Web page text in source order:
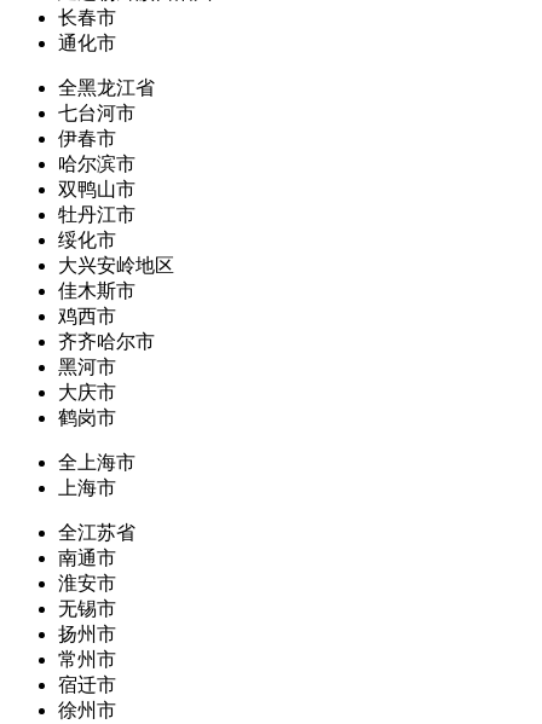
长春市
通化市
全黑龙江省
七台河市
伊春市
哈尔滨市
双鸭山市
牡丹江市
绥化市
大兴安岭地区
佳木斯市
鸡西市
齐齐哈尔市
黑河市
大庆市
鹤岗市
全上海市
上海市
全江苏省
南通市
淮安市
无锡市
扬州市
常州市
宿迁市
徐州市